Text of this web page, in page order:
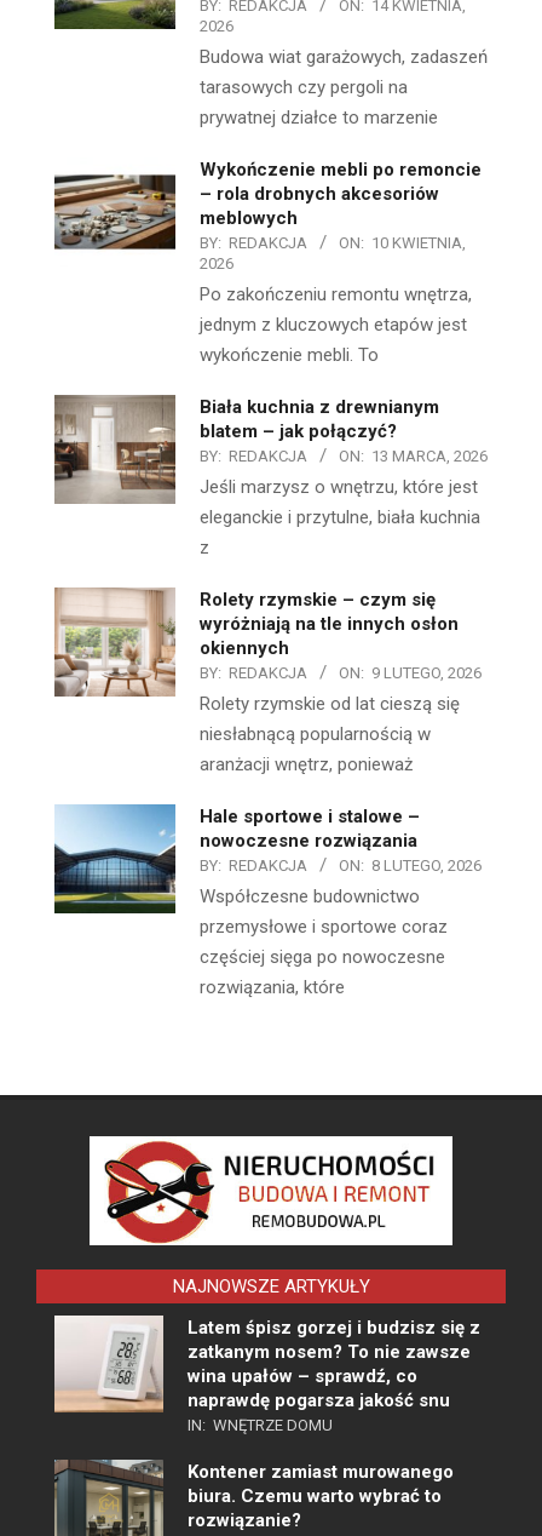
BY: REDAKCJA ON: 14 KWIETNIA,
2026
Budowa wiat garażowych, zadaszeń
tarasowych czy pergoli na
prywatnej działce to marzenie
Wykończenie mebli po remoncie
– rola drobnych akcesoriów
meblowych
BY: REDAKCJA ON: 10 KWIETNIA,
2026
Po zakończeniu remontu wnętrza,
jednym z kluczowych etapów jest
wykończenie mebli. To
Biała kuchnia z drewnianym
blatem – jak połączyć?
BY: REDAKCJA ON: 13 MARCA, 2026
Jeśli marzysz o wnętrzu, które jest
eleganckie i przytulne, biała kuchnia
z
Rolety rzymskie – czym się
wyróżniają na tle innych osłon
okiennych
BY: REDAKCJA ON: 9 LUTEGO, 2026
Rolety rzymskie od lat cieszą się
niesłabnącą popularnością w
aranżacji wnętrz, ponieważ
Hale sportowe i stalowe –
nowoczesne rozwiązania
BY: REDAKCJA ON: 8 LUTEGO, 2026
Współczesne budownictwo
przemysłowe i sportowe coraz
częściej sięga po nowoczesne
rozwiązania, które
NAJNOWSZE ARTYKUŁY
Latem śpisz gorzej i budzisz się z
zatkanym nosem? To nie zawsze
wina upałów – sprawdź, co
naprawdę pogarsza jakość snu
IN: WNĘTRZE DOMU
Kontener zamiast murowanego
biura. Czemu warto wybrać to
rozwiązanie?